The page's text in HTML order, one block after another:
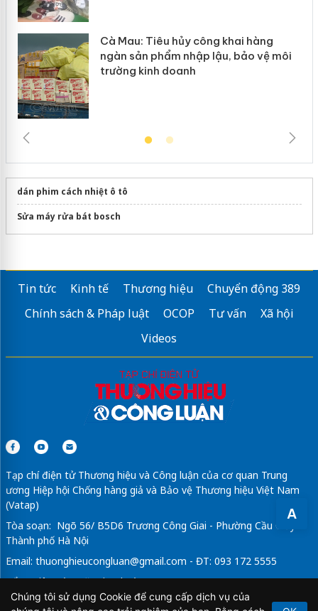
A
Cà Mau: Tiêu hủy công khai hàng
ngàn sản phẩm nhập lậu, bảo vệ môi
trường kinh doanh
dán phim cách nhiệt ô tô
Sửa máy rửa bát bosch
Tin tức Kinh tế Thương hiệu
Chuyển động 389
Chính sách & Pháp luật
OCOP Tư vấn
Xã hội
Videos
Tạp chí điện tử Thương hiệu và Công luận của cơ quan Trung
ương Hiệp hội Chống hàng giả và Bảo vệ Thương hiệu Việt Nam
(Vatap)
Tòa soạn: Ngõ 56/ B5D6 Trương Công Giai - Phường Cầu Giấy -
Thành phố Hà Nội
Email: thuonghieucongluan@gmail.com - ĐT: 093 172 5555
Tổng Biên Tập: Vũ Đức Thuận
Giấy phép hoạt động báo chí điện tử số 64/GP-BTTTT do Bộ
Chúng tôi sử dụng Cookie để cung cấp dịch vụ của